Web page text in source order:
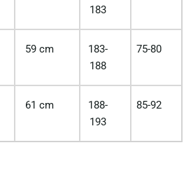
183
59 cm
183-
188
75-80
61 cm
188-
193
85-92